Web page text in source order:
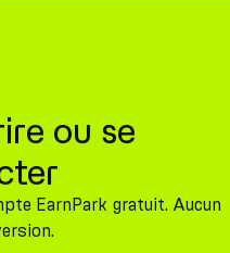
ou se
EarnPark gratuit. Aucun